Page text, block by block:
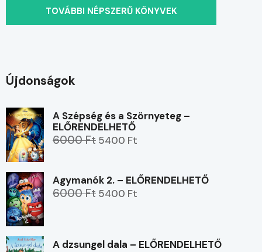
TOVÁBBI NÉPSZERŰ KÖNYVEK
Újdonságok
A Szépség és a Szörnyeteg –
ELŐRENDELHETŐ
6000 Ft 5400 Ft
Agymanók 2. – ELŐRENDELHETŐ
6000 Ft 5400 Ft
A dzsungel dala – ELŐRENDELHETŐ